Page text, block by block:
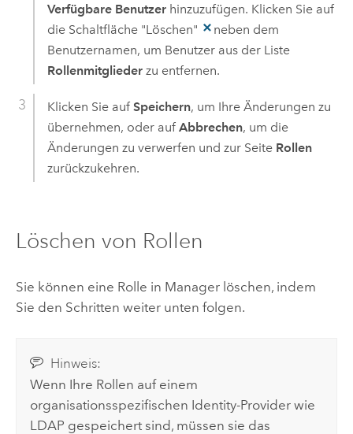
Verfügbare Benutzerhinzuzufügen. Klicken Sie auf
die Schaltfläche "Löschen"
neben dem
Benutzernamen, um Benutzer aus der Liste
Rollenmitgliederzu entfernen.
Klicken Sie auf Speichern, um Ihre Änderungen zu
übernehmen, oder auf Abbrechen, um die
Änderungen zu verwerfen und zur Seite Rollen
zurückzukehren.
Löschen von Rollen
Sie können eine Rolle in Manager löschen, indem
Sie den Schritten weiter unten folgen.
Hinweis:
Wenn Ihre Rollen auf einem
organisationsspezifischen Identity-Provider wie
LDAP gespeichert sind, müssen sie das